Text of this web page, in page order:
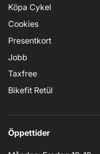
Köpa Cykel
Cookies
Presentkort
Jobb
Taxfree
Bikefit Retül
Öppettider